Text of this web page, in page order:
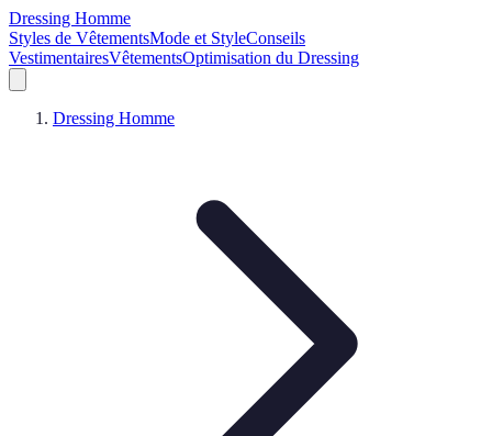
Dressing Homme
Styles de VêtementsMode et StyleConseils
VestimentairesVêtementsOptimisation du Dressing
Dressing Homme